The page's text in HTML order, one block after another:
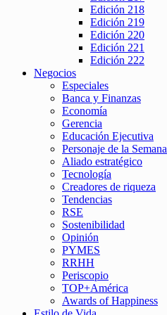
Edición 218
Edición 219
Edición 220
Edición 221
Edición 222
Negocios
Especiales
Banca y Finanzas
Economía
Gerencia
Educación Ejecutiva
Personaje de la Semana
Aliado estratégico
Tecnología
Creadores de riqueza
Tendencias
RSE
Sostenibilidad
Opinión
PYMES
RRHH
Periscopio
TOP+América
Awards of Happiness